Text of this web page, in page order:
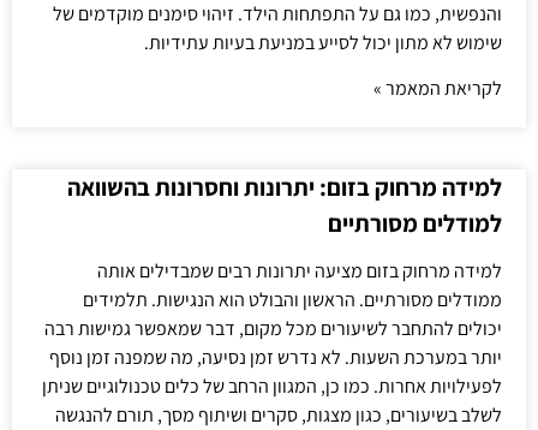
והנפשית, כמו גם על התפתחות הילד. זיהוי סימנים מוקדמים של
שימוש לא מתון יכול לסייע במניעת בעיות עתידיות.
לקריאת המאמר »
למידה מרחוק בזום: יתרונות וחסרונות בהשוואה
למודלים מסורתיים
למידה מרחוק בזום מציעה יתרונות רבים שמבדילים אותה
ממודלים מסורתיים. הראשון והבולט הוא הנגישות. תלמידים
יכולים להתחבר לשיעורים מכל מקום, דבר שמאפשר גמישות רבה
יותר במערכת השעות. לא נדרש זמן נסיעה, מה שמפנה זמן נוסף
לפעילויות אחרות. כמו כן, המגוון הרחב של כלים טכנולוגיים שניתן
לשלב בשיעורים, כגון מצגות, סקרים ושיתוף מסך, תורם להנגשה